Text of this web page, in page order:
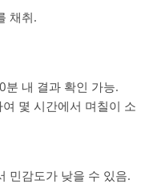
채취.
내 결과 확인 가능.
몇 시간에서 며칠이 소
민감도가 낮을 수 있음.